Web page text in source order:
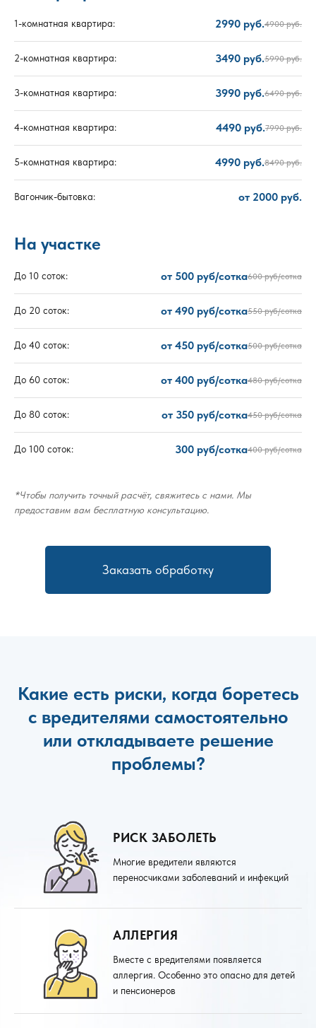
1-комнатная квартира: 2990 руб.4900 руб.
2-комнатная квартира: 3490 руб.5990 руб.
3-комнатная квартира: 3990 руб.6490 руб.
4-комнатная квартира: 4490 руб.7990 руб.
5-комнатная квартира: 4990 руб.8490 руб.
Вагончик-бытовка: от 2000 руб.
На участке
До 10 соток: от 500 руб/сотка600 руб/сотка
До 20 соток: от 490 руб/сотка550 руб/сотка
До 40 соток: от 450 руб/сотка500 руб/сотка
До 60 соток: от 400 руб/сотка480 руб/сотка
До 80 соток: от 350 руб/сотка450 руб/сотка
До 100 соток: 300 руб/сотка400 руб/сотка
*Чтобы получить точный расчёт, свяжитесь с нами. Мы
предоставим вам бесплатную консультацию.
Заказать обработку
Какие есть риски, когда боретесь
с вредителями самостоятельно
или откладываете решение
проблемы?
РИСК ЗАБОЛЕТЬ
Многие вредители являются
переносчиками заболеваний и инфекций
АЛЛЕРГИЯ
Вместе с вредителями появляется
аллергия. Особенно это опасно для детей
и пенсионеров